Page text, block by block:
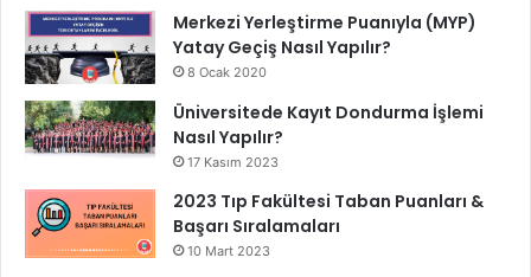
Merkezi Yerleştirme Puanıyla (MYP)
Yatay Geçiş Nasıl Yapılır?
8 Ocak 2020
Üniversitede Kayıt Dondurma İşlemi
Nasıl Yapılır?
17 Kasım 2023
2023 Tıp Fakültesi Taban Puanları &
Başarı Sıralamaları
10 Mart 2023